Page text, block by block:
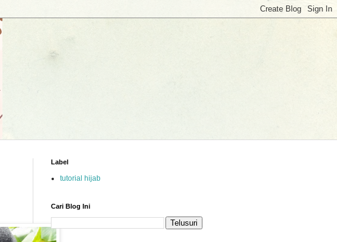
Label
tutorial hijab
Cari Blog Ini